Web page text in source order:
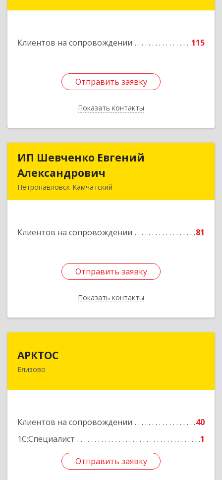
Клиентов на сопровождении 115
Отправить заявку
Показать контакты
Подробнее
Отправить заявку
Назад
ИП Шевченко Евгений
Александрович
Петропавловск-Камчатский
Клиентов на сопровождении 81
Отправить заявку
Показать контакты
ИП Шевченко Евгений
Отправить заявку
Назад
АРКТОС
Елизово
Клиентов на сопровождении
40
1С:Специалист
1
Отправить заявку
684036, Камчатский край, Елизовский р-н,
Отправить заявку